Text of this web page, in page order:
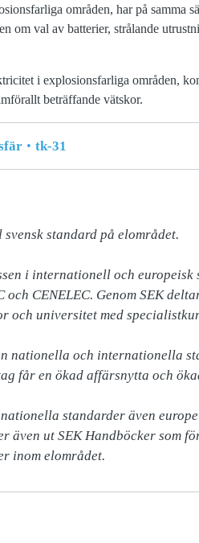
områden, har på samma
om val av batterier, strålande
i explosionsfarliga områden,
beträffande vätskor.
tk-31
standard på elområdet.
i internationell och
CENELEC. Genom SEK
och universitet med
nationella och internationella
får en ökad affärsnytta och
standarder även
även ut SEK Handböcker som
inom elområdet.